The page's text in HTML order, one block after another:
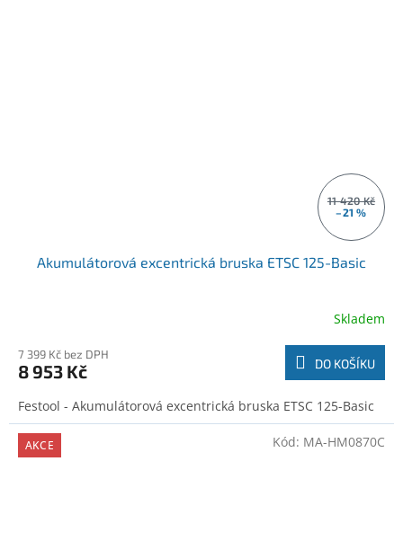
11 420 Kč
–21 %
Akumulátorová excentrická bruska ETSC 125-Basic
Skladem
7 399 Kč bez DPH
8 953 Kč DO KOŠÍKU
Festool - Akumulátorová excentrická bruska ETSC 125-Basic
AKCE Kód: MA-HM0870C